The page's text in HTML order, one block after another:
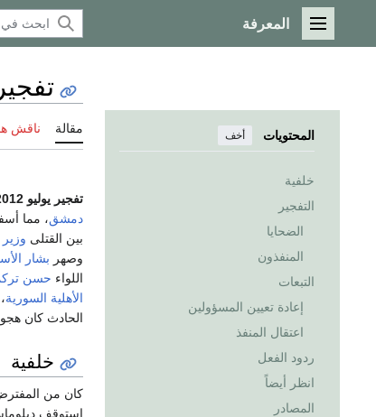
القائمة الرئيسية
المعرفة
المحتويات أخف
خلفية
التفجير
الضحايا
المنفذون
التبعات
إعادة تعيين المسؤولين
اعتقال المنفذ
ردود الفعل
انظر أيضاً
المصادر
مقالة ناقش
تفجير يوليو 2012
دمشق، مما
بين القتلى وزير
وصهر بشار
اللواء حسن
الأهلية السورية
الحادث كان
خلفية
كان من